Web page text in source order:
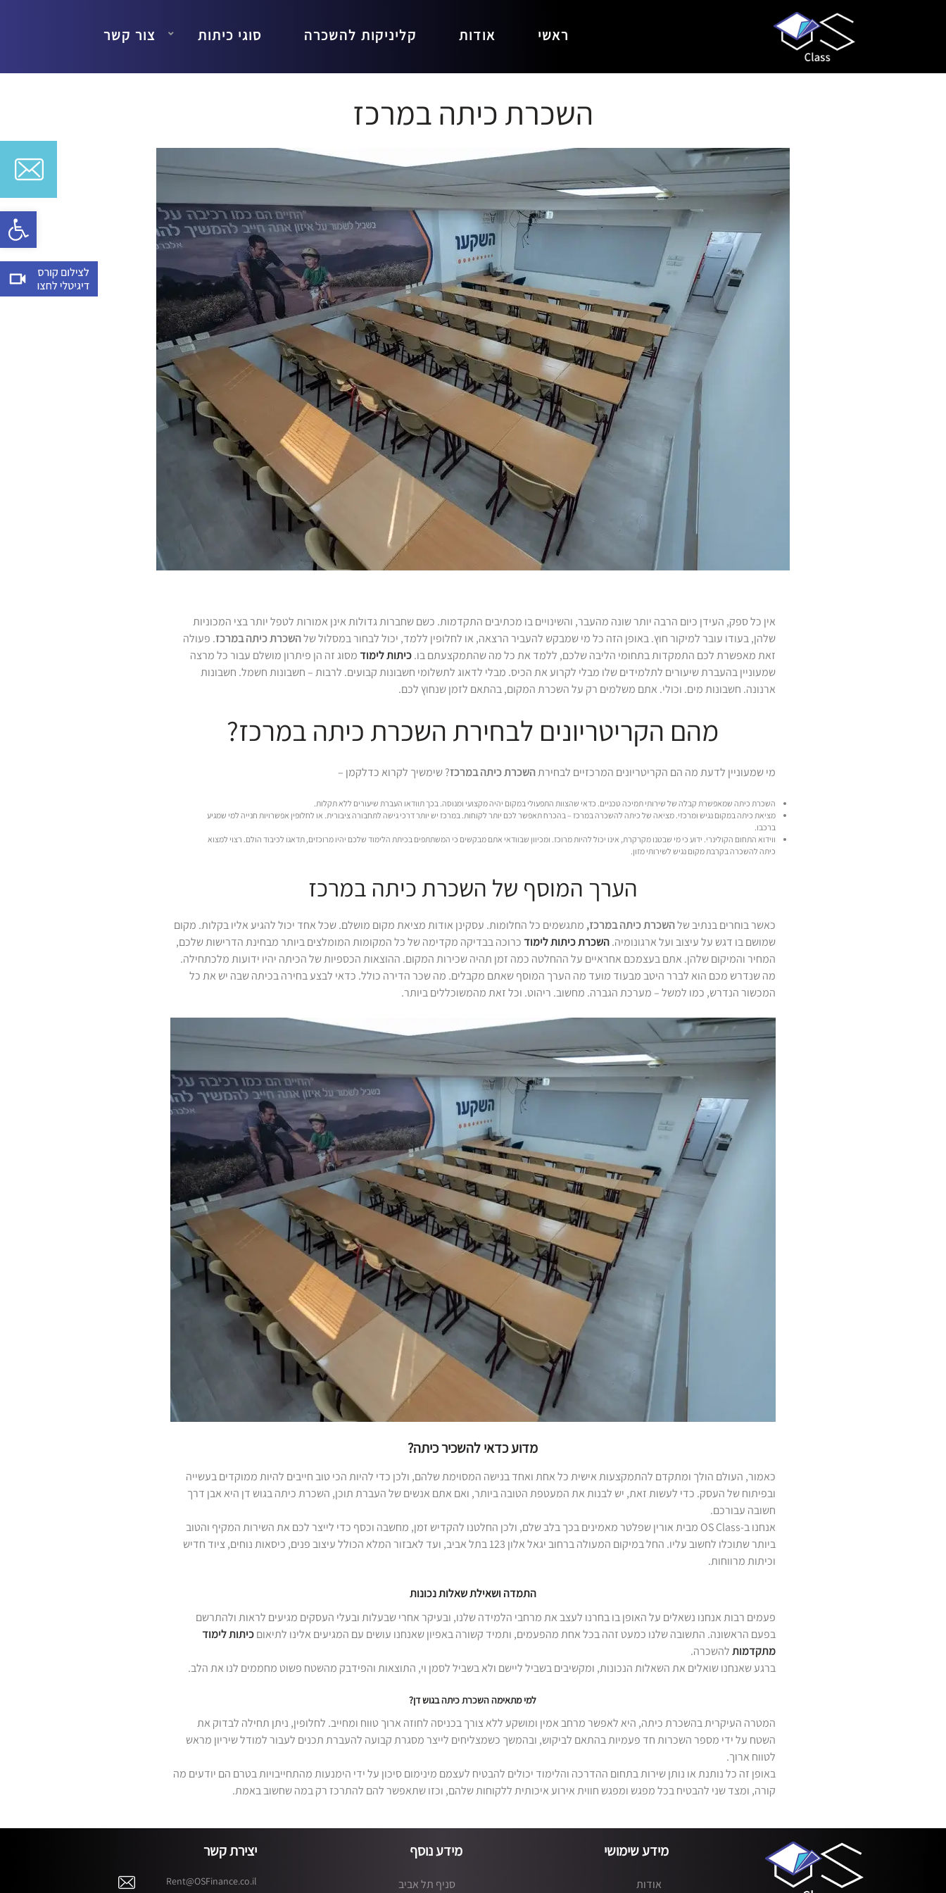
Open toolbar
ראשי אודות קליניקות להשכרה סוגי כיתות צור קשר
השכרת כיתה במרכז
אין כל ספק, העידן כיום הרבה יותר שונה מהעבר, והשינויים בו מכתיבים התקדמות. כשם שחברות גדולות אינן אמורות לטפל יותר בצי המכוניות
שלהן, בעודו עובר למיקור חוץ. באופן הזה כל מי שמבקש להעביר הרצאה, או לחלופין ללמד, יכול לבחור במסלול שלהשכרת כיתה במרכז. פעולה
זאת מאפשרת לכם התמקדות בתחומי הליבה שלכם, ללמד את כל מה שהתמקצעתם בו. כיתות לימודמסוג זה הן פיתרון מושלם עבור כל מרצה
שמעוניין בהעברת שיעורים לתלמידים שלו מבלי לקרוע את הכיס. מבלי לדאוג לתשלומי חשבונות קבועים. לרבות – חשבונות חשמל. חשבונות
ארנונה. חשבונות מים. וכולי. אתם משלמים רק על השכרת המקום, בהתאם לזמן שנחוץ לכם.
מהם הקריטריונים לבחירת השכרת כיתה במרכז?
מי שמעוניין לדעת מה הם הקריטריונים המרכזיים לבחירתהשכרת כיתה במרכז? שימשיך לקרוא כדלקמן –
השכרת כיתה שמאפשרת קבלה של שירותי תמיכה טכניים. כדאי שהצוות התפעולי במקום יהיה מקצועי ומנוסה. בכך תוודאו העברת שיעורים ללא תקלות.
מציאת כיתה במקום נגיש ומרכזי. מציאה של כיתה להשכרה במרכז – בהכרח תאפשר לכם יותר לקוחות. במרכז יש יותר דרכי גישה לתחבורה ציבורית. או לחלופין אפשרויות חנייה למי שמגיע
ברכבו.
ווידוא התחום הקולינרי. ידוע כי מי שבטנו מקרקרת, אינו יכול להיות מרוכז. ומכיוון שבוודאי אתם מבקשים כי המשתתפים בכיתת הלימוד שלכם יהיו מרוכזים, תדאגו לכיבוד הולם. רצוי למצוא
כיתה להשכרה בקרבת מקום נגיש לשירותי מזון.
הערך המוסף של השכרת כיתה במרכז
כאשר בוחרים בנתיב שלהשכרת כיתה במרכז, מתגשמים כל החלומות. עסקינן אודות מציאת מקום מושלם. שכל אחד יכול להגיע אליו בקלות. מקום
שמושם בו דגש על עיצוב ועל ארגונומיה. השכרת כיתות לימודכרוכה בבדיקה מקדימה של כל המקומות המומלצים ביותר מבחינת הדרישות שלכם,
המחיר והמיקום שלהן. אתם בעצמכם אחראיים על ההחלטה כמה זמן תהיה שכירות המקום. ההוצאות הכספיות של הכיתה יהיו ידועות מלכתחילה.
מה שנדרש מכם הוא לברר היטב מבעוד מועד מה הערך המוסף שאתם מקבלים. מה שכר הדירה כולל. כדאי לבצע בחירה בכיתה שבה יש את כל
המכשור הנדרש, כמו למשל – מערכת הגברה. מחשוב. ריהוט. וכל זאת מהמשוכללים ביותר.
מדוע כדאי להשכיר כיתה?
כאמור, העולם הולך ומתקדם להתמקצעות אישית כל אחת ואחד בנישה המסוימת שלהם, ולכן כדי להיות הכי טוב חייבים להיות ממוקדים בעשייה
ובפיתוח של העסק. כדי לעשות זאת, יש לבנות את המעטפת הטובה ביותר, ואם אתם אנשים של העברת תוכן, השכרת כיתה בגוש דן היא אבן דרך
חשובה עבורכם.
אנחנו ב-OS Class מבית אורין שפלטר מאמינים בכך בלב שלם, ולכן החלטנו להקדיש זמן, מחשבה וכסף כדי לייצר לכם את השירות המקיף והטוב
ביותר שתוכלו לחשוב עליו. החל במיקום המעולה ברחוב יגאל אלון 123 בתל אביב, ועד לאבזור המלא הכולל עיצוב פנים, כיסאות נוחים, ציוד חדיש
וכיתות מרווחות.
התמדה ושאילת שאלות נכונות
פעמים רבות אנחנו נשאלים על האופן בו בחרנו לעצב את מרחבי הלמידה שלנו, ובעיקר אחרי שבעלות ובעלי העסקים מגיעים לראות ולהתרשם
בפעם הראשונה. התשובה שלנו כמעט זהה בכל אחת מהפעמים, ותמיד קשורה באפיון שאנחנו עושים עם המגיעים אלינו לתיאום כיתות לימוד
מתקדמותלהשכרה.
ברגע שאנחנו שואלים את השאלות הנכונות, ומקשיבים בשביל ליישם ולא בשביל לסמן וי, התוצאות והפידבק מהשטח פשוט מחממים לנו את הלב.
למי מתאימה השכרת כיתה בגוש דן?
המטרה העיקרית בהשכרת כיתה, היא לאפשר מרחב אמין ומושקע ללא צורך בכניסה לחוזה ארוך טווח ומחייב. לחלופין, ניתן תחילה לבדוק את
השטח על ידי מספר השכרות חד פעמיות בהתאם לביקוש, ובהמשך כשמצליחים לייצר מסגרת קבועה להעברת תכנים לעבור למודל שיריון מראש
לטווח ארוך.
באופן זה כל נותנת או נותן שירות בתחום ההדרכה והלימוד יכולים להבטיח לעצמם מינימום סיכון על ידי הימנעות מהתחייבויות בטרם הם יודעים מה
קורה, ומצד שני להבטיח בכל מפגש ומפגש חווית אירוע איכותית ללקוחות שלהם, וכזו שתאפשר להם להתרכז רק במה שחשוב באמת.
יצירת קשר
Rent@OSFinance.co.il
מידע נוסף
סניף תל אביב
מידע שימושי
אודות